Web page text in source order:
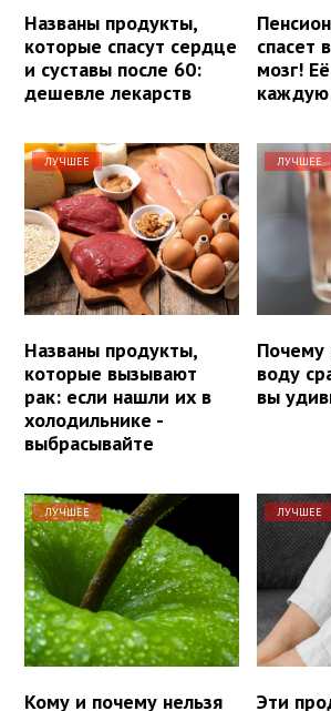
Названы продукты,
которые спасут сердце
и суставы после 60:
дешевле лекарств
спасет
мозг!
ЛУЧШЕЕ
Названы продукты,
которые вызывают
рак: если нашли их в
холодильнике -
выбрасывайте
ЛУЧШЕЕ
Почему
воду
вы
ЛУЧШЕЕ
Кому и почему нельзя
ЛУЧШЕЕ
Эти